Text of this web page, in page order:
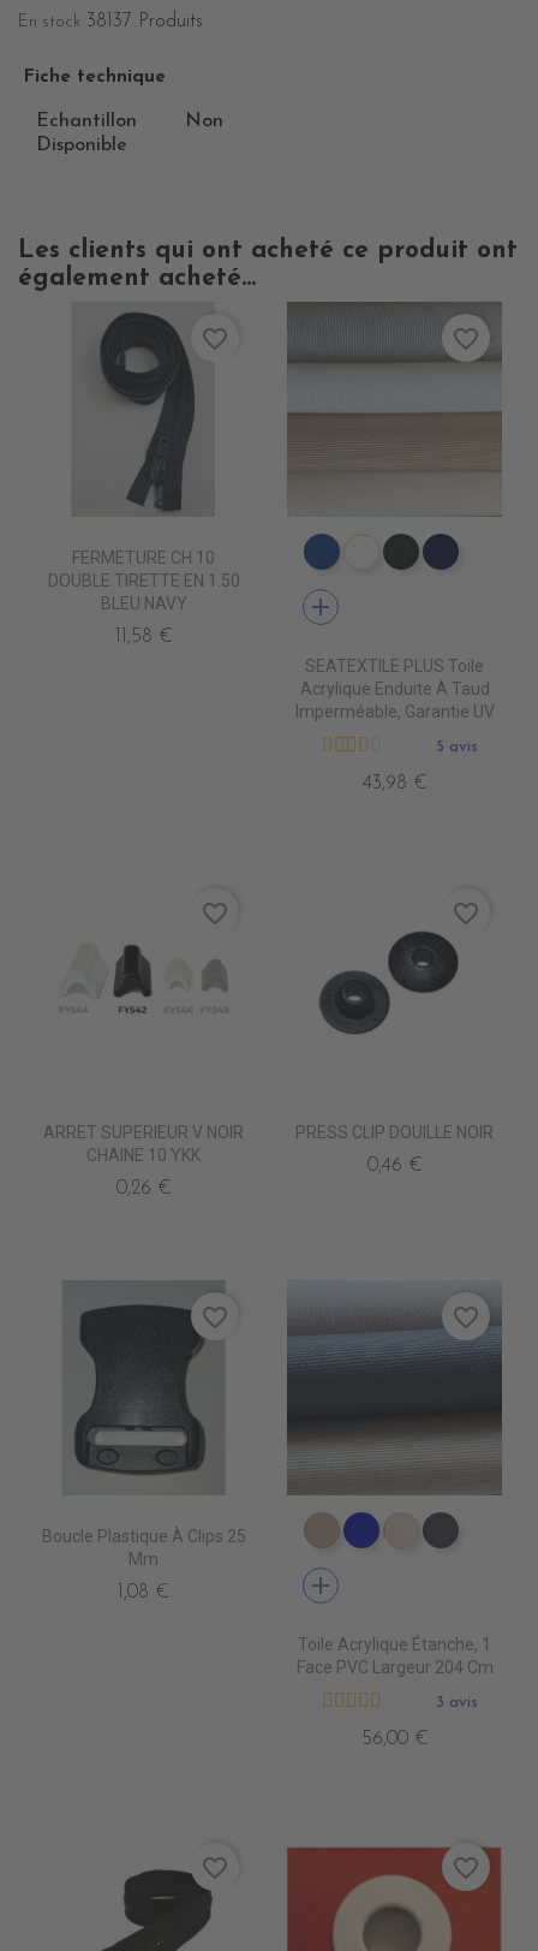
En stock 38137 Produits
Fiche technique
Echantillon
Disponible
Non
Les clients qui ont acheté ce produit ont
également acheté...
FERMETURE CH 10
DOUBLE TIRETTE EN 1.50
BLEU NAVY
11,58 €
favorite_border
PT0540 ROYAL BLUE
PT0500 WHITE
PT0570PT0480
add
SEATEXTILE PLUS Toile
Acrylique Enduite À Taud
Imperméable, Garantie UV
5 avis
43,98 €
favorite_border
ARRET SUPERIEUR V NOIR
CHAINE 10 YKK
0,26 €
favorite_border
PRESS CLIP DOUILLE NOIR
0,46 €
favorite_border
Boucle Plastique À Clips 25
Mm
1,08 €
favorite_border
PR1590 PARIS BEIGE
PR1480 MARINE
PR1790PR1890
add
Toile Acrylique Étanche, 1
Face PVC Largeur 204 Cm
3 avis
56,00 €
favorite_border
favorite_border favorite_border